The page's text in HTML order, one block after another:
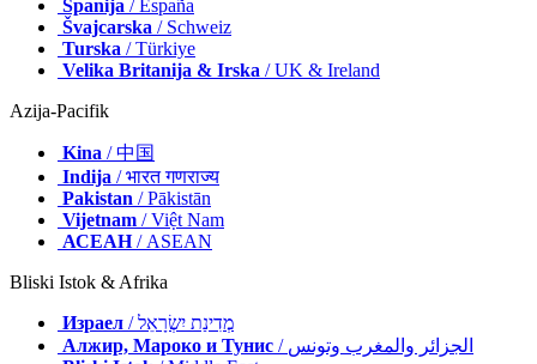
Španija / España
Švajcarska / Schweiz
Turska / Türkiye
Velika Britanija & Irska / UK & Ireland
Azija-Pacifik
Kina / 中国
Indija / भारत गणराज्य
Pakistan / Pākistān
Vijetnam / Việt Nam
АСЕАН/ ASEAN
Bliski Istok & Afrika
Израел
/ מְדִינַת יִשְׂרָאֵל
Алжир, Мароко и Тунис
/ الجزائر والمغرب وتونس